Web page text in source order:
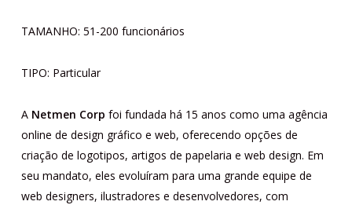
TAMANHO: 51-200 funcionários
TIPO: Particular
A Netmen Corp foi fundada há 15 anos como uma agência
online de design gráfico e web, oferecendo opções de
criação de logotipos, artigos de papelaria e web design. Em
seu mandato, eles evoluíram para uma grande equipe de
web designers, ilustradores e desenvolvedores, com